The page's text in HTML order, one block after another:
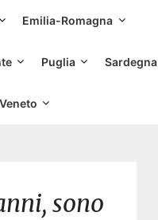
Emilia-Romagna
Puglia Sardegna
Veneto
sono